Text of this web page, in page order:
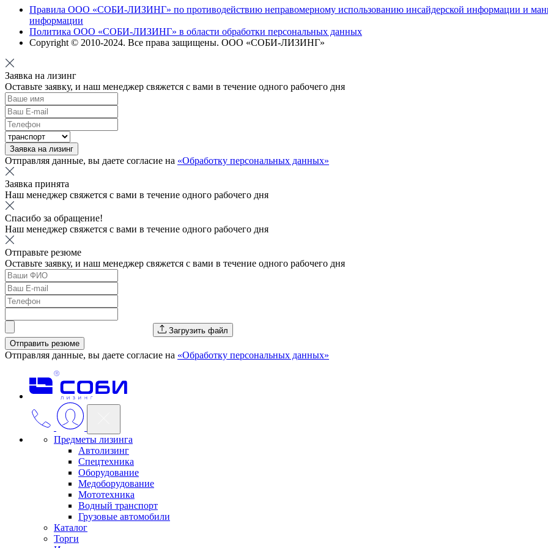
Правила ООО «СОБИ-ЛИЗИНГ» по противодействию неправомерному использованию инсайдерской информации и
информации
Политика ООО «СОБИ-ЛИЗИНГ» в области обработки персональных данных
Copyright © 2010-2024. Все права защищены. ООО «СОБИ-ЛИЗИНГ»
Заявка на лизинг
Оставьте заявку, и наш менеджер свяжется с вами в течение одного рабочего дня
Заявка на лизинг
Отправляя данные, вы даете согласие на «Обработку персональных данных»
Заявка принята
Наш менеджер свяжется с вами в течение одного рабочего дня
Спасибо за обращение!
Наш менеджер свяжется с вами в течение одного рабочего дня
Отправьте резюме
Оставьте заявку, и наш менеджер свяжется с вами в течение одного рабочего дня
Загрузить файл
Отправить резюме
Отправляя данные, вы даете согласие на «Обработку персональных данных»
Предметы лизинга
Автолизинг
Спецтехника
Оборудование
Медоборудование
Мототехника
Водный транспорт
Грузовые автомобили
Каталог
Торги